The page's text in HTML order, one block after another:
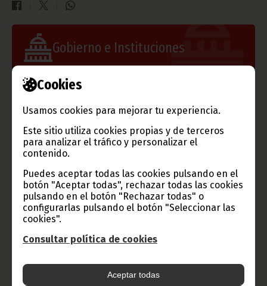
Cookies
Usamos cookies para mejorar tu experiencia.
Este sitio utiliza cookies propias y de terceros
para analizar el tráfico y personalizar el
contenido.
Puedes aceptar todas las cookies pulsando en el
botón "Aceptar todas", rechazar todas las cookies
pulsando en el botón "Rechazar todas" o
configurarlas pulsando el botón "Seleccionar las
cookies".
Consultar política de cookies
Aceptar todas
Gobierno e Instituciones
Información de Guinea Ecuatorial
TVGE
Radio Nacional de Guinea
Ecuatorial